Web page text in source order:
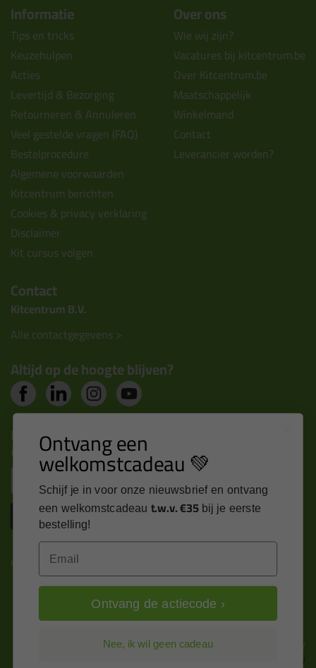
Informatie
Tips en tricks
Keuzehulpen
Acties
Levertijd & Bezorging
Retourneren & Annuleren
Veel gestelde vragen (FAQ)
Bestelprocedure
Algemene voorwaarden
Kitcentrum berichten
Cookies & privacy verklaring
Disclaimer
Kit cursus volgen
Over ons
Wie wij zijn?
Vacatures bij kitcentrum.be
Over Kitcentrum.be
Maatschappelijk
Winkelmand
Contact
Leverancier worden?
Contact
Kitcentrum B.V.
Alle contactgegevens >
Altijd op de hoogte blijven?
Nieuws, tips en exclusieve deals rechtstreeks in je
inbox
Inschrijven
Kitcentrum is trots op:
Alle prijzen zijn in EURO en excl. 21% BTW
wijzig naar incl. BTW
Ontvang een
welkomstcadeau 💚
Schijf je in voor onze nieuwsbrief en ontvang
een welkomstcadeau t.w.v. €35 bij je eerste
bestelling!
Email
Ontvang de actiecode ›
Nee, ik wil geen cadeau